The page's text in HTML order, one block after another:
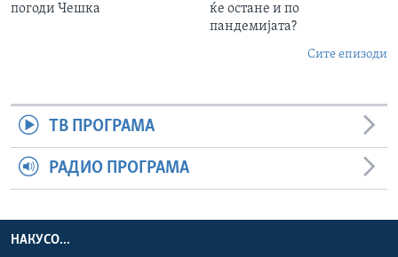
погоди Чешка
ќе остане и по
пандемијата?
Сите епизоди
ТВ ПРОГРАМА
РАДИО ПРОГРАМА
НАКУСО...